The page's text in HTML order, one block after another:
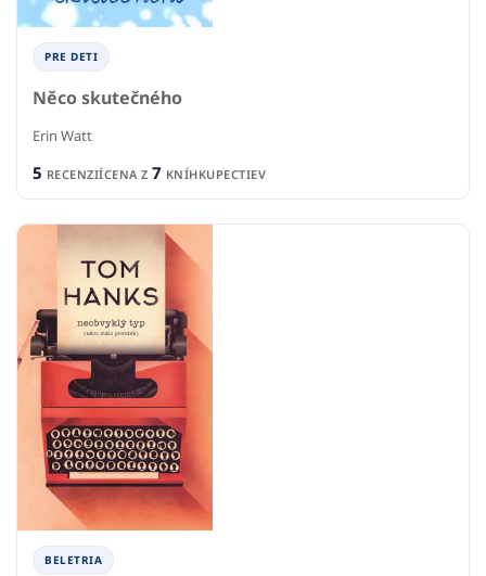
PRE DETI
Něco skutečného
Erin Watt
5 RECENZIÍCENA Z 7 KNÍHKUPECTIEV
BELETRIA